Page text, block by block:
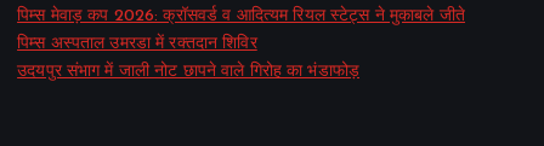
पिम्स मेवाड़ कप 2026: क्रॉसवर्ड व आदित्यम रियल स्टेट्स ने मुकाबले जीते
पिम्स अस्पताल उमरडा में रक्तदान शिविर
उदयपुर संभाग में जाली नोट छापने वाले गिरोह का भंडाफोड़